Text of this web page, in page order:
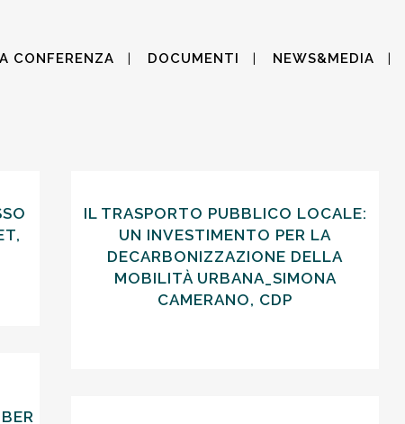
CONFERENZA DOCUMENTI NEWS&MEDIA
IL TRASPORTO PUBBLICO LOCALE:
UN INVESTIMENTO PER LA
DECARBONIZZAZIONE DELLA
MOBILITÀ URBANA_SIMONA
CAMERANO, CDP